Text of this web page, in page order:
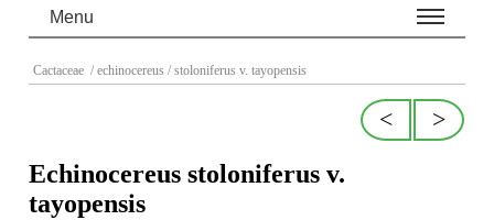
Menu
Cactaceae / echinocereus / stoloniferus v. tayopensis
>
<
Echinocereus stoloniferus v.
tayopensis